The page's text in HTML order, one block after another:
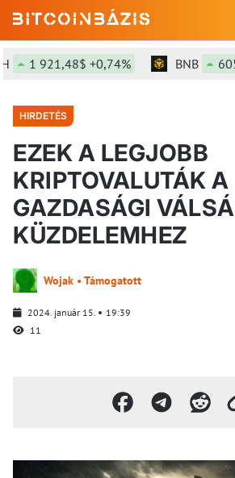
921,48$ +0,74% BNB 605,12$
HIRDETÉS
EZEK A LEGJOBB
KRIPTOVALUTÁK A
GAZDASÁGI
KÜZDELEMHEZ
Wojak • Támogatott
2024. január 15.
19:39
11